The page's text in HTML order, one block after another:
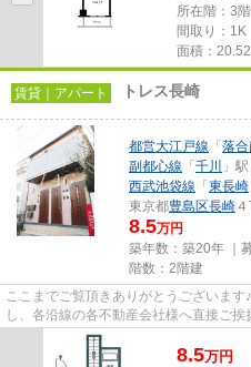
所在階：3階
間取り：1K
面積：
賃貸｜アパート トレス長崎
都営大江戸線 「 落
副都心線 「 千川
」
西武池袋線 「 東長崎
東京都豊島区長崎
8.5万円
築年数：築20年 ｜
階数：2階建
ここまでご覧頂きありがとうございま
し、各沿線の各不動産会社様へ直接ご
しております！最新の情報は...
8.5万円